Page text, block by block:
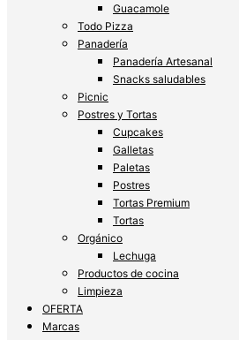
Guacamole
Todo Pizza
Panadería
Panadería Artesanal
Snacks saludables
Picnic
Postres y Tortas
Cupcakes
Galletas
Paletas
Postres
Tortas Premium
Tortas
Orgánico
Lechuga
Productos de cocina
Limpieza
OFERTA
Marcas